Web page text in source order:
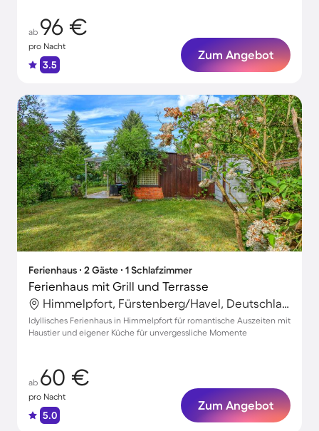
ab 96 €
pro Nacht
3.5
Zum Angebot
Ferienhaus ∙ 2 Gäste ∙ 1 Schlafzimmer
Ferienhaus mit Grill und Terrasse
Himmelpfort, Fürstenberg/Havel, Deutschland
Idyllisches Ferienhaus in Himmelpfort für romantische Auszeiten mit
Haustier und eigener Küche für unvergessliche Momente
ab 60 €
pro Nacht
5.0
Zum Angebot